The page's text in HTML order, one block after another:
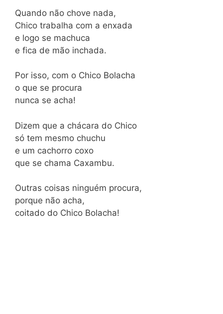
Quando não chove nada,
Chico trabalha com a enxada
e logo se machuca
e fica de mão inchada.
Por isso, com o Chico Bolacha
o que se procura
nunca se acha!
Dizem que a chácara do Chico
só tem mesmo chuchu
e um cachorro coxo
que se chama Caxambu.
Outras coisas ninguém procura,
porque não acha,
coitado do Chico Bolacha!